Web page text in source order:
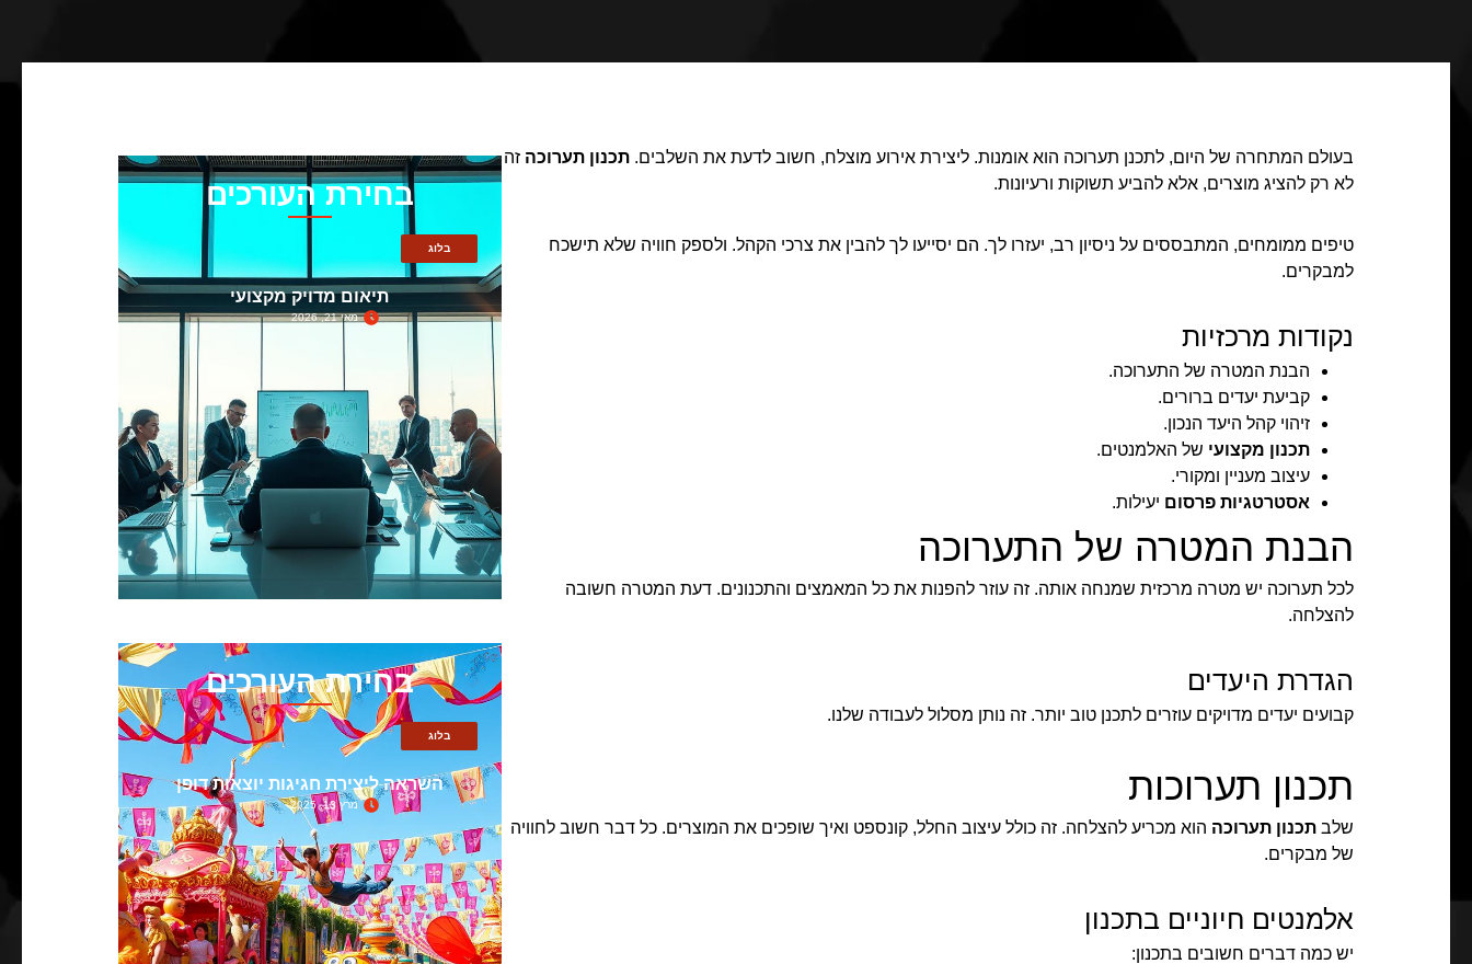
בעולם המתחרה של היום, לתכנן תערוכה הוא אומנות. ליצירת אירוע מוצלח, חשוב לדעת את השלבים. תכנון תערוכה זה
לא רק להציג מוצרים, אלא להביע תשוקות ורעיונות.
טיפים ממומחים, המתבססים על ניסיון רב, יעזרו לך. הם יסייעו לך להבין את צרכי הקהל. ולספק חוויה שלא תישכח
למבקרים.
נקודות מרכזיות
הבנת המטרה של התערוכה.
קביעת יעדים ברורים.
זיהוי קהל היעד הנכון.
תכנון מקצועי של האלמנטים.
עיצוב מעניין ומקורי.
אסטרטגיות פרסום יעילות.
הבנת המטרה של התערוכה
לכל תערוכה יש מטרה מרכזית שמנחה אותה. זה עוזר להפנות את כל המאמצים והתכנונים. דעת המטרה חשובה
להצלחה.
הגדרת היעדים
קבועים יעדים מדויקים עוזרים לתכנן טוב יותר. זה נותן מסלול לעבודה שלנו.
תכנון תערוכות
שלב תכנון תערוכה הוא מכריע להצלחה. זה כולל עיצוב החלל, קונספט ואיך שופכים את המוצרים. כל דבר חשוב לחוויה
של מבקרים.
אלמנטים חיוניים בתכנון
יש כמה דברים חשובים בתכנון:
בחירת העורכים
בלוג
תיאום מדויק מקצועי
מאי 21, 2026
בחירת העורכים
בלוג
השראה ליצירת חגיגות יוצאות דופן
מרץ 13, 2025